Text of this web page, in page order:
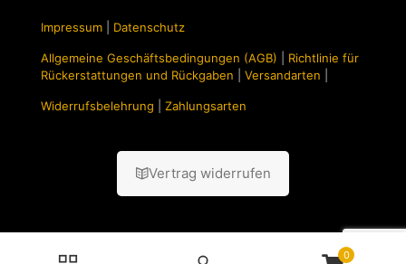
Impressum Datenschutz
Allgemeine Geschäftsbedingungen (AGB)
Richtlinie für
Rückerstattungen und Rückgaben
Versandarten
Widerrufsbelehrung Zahlungsarten
Vertrag widerrufen
0